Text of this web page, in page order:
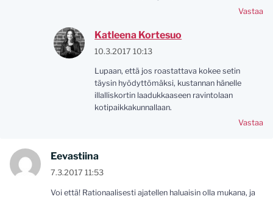
Vastaa
Katleena Kortesuo
10.3.2017 10:13
Lupaan, että jos roastattava kokee setin
täysin hyödyttömäksi, kustannan hänelle
illalliskortin laadukkaaseen ravintolaan
kotipaikkakunnallaan.
Vastaa
Eevastiina
7.3.2017 11:53
Voi että! Rationaalisesti ajatellen haluaisin olla mukana, ja